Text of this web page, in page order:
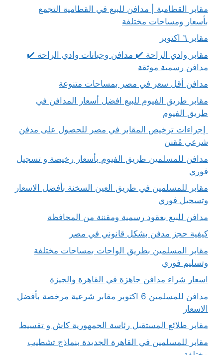
مقابر القطامية | مدافن للبيع في القطامية التجمع
بأسعار ومساحات مختلفة
مقابر ٦ اكتوبر
مقابر وادي الراحة ✔️ مدافن وجبانات وادي الراحة ✔️
مدافن رسمية موثقة
مدافن أقل سعر في مصر بمساحات متنوعة
مقابر طريق الفيوم للبيع افضل أسعار المدافن في
طريق الفيوم
إجراءات ترخيص المقابر في مصر للحصول على مدفن
شرعي مُقنن
مدافن للمسلمين طريق الفيوم بأسعار رخيصة و تسجيل
فوري
مقابر للمسلمين في طريق العين السخنة بأفضل الاسعار
وتسجيل فوري
مدافن للبيع بعقود رسمية ومقننة من المحافظة
كيفية حجز مدفن بشكل قانوني في مصر
مقابر المسلمين بطريق الواحات بمساحات مختلفة
وتسليم فوري
اسعار شراء مدافن جاهزة في القاهرة والجيزة
مدافن للمسلمين 6 اكتوبر مقابر شرعية مرخصة بأفضل
الاسعار
مقابر طلائع المستقبل رئاسة الجمهورية كاش و تقسيط
مقابر للمسلمين في القاهرة الجديدة بنماذج تشطيب